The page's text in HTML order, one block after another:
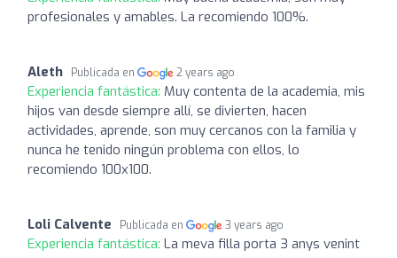
profesionales y amables. La recomiendo 100%.
Aleth Publicada en 2 years ago
Experiencia fantástica: Muy contenta de la academia, mis
hijos van desde siempre allí, se divierten, hacen
actividades, aprende, son muy cercanos con la familia y
nunca he tenido ningún problema con ellos, lo
recomiendo 100x100.
Loli Calvente Publicada en 3 years ago
Experiencia fantástica: La meva filla porta 3 anys venint